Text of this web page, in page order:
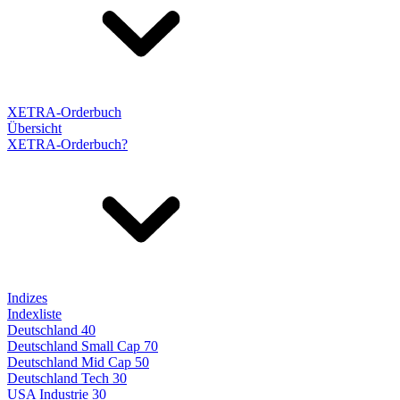
XETRA-Orderbuch
Übersicht
XETRA-Orderbuch?
Indizes
Indexliste
Deutschland 40
Deutschland Small Cap 70
Deutschland Mid Cap 50
Deutschland Tech 30
USA Industrie 30